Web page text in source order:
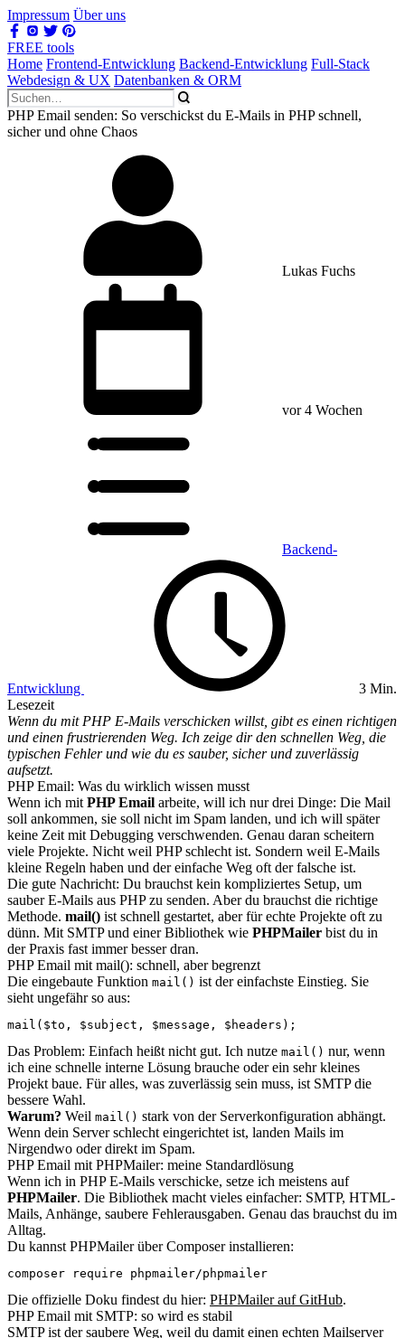
Impressum Über uns
FREE tools
Home Frontend-Entwicklung Backend-Entwicklung Full-Stack
Webdesign & UX Datenbanken & ORM
PHP Email senden: So verschickst du E-Mails in PHP schnell,
sicher und ohne Chaos
Lukas Fuchs
vor 4 Wochen
Backend-
Entwicklung
3 Min.
Lesezeit
Wenn du mit PHP E-Mails verschicken willst, gibt es einen richtigen
und einen frustrierenden Weg. Ich zeige dir den schnellen Weg, die
typischen Fehler und wie du es sauber, sicher und zuverlässig
aufsetzt.
PHP Email: Was du wirklich wissen musst
Wenn ich mit PHP Email arbeite, will ich nur drei Dinge: Die Mail
soll ankommen, sie soll nicht im Spam landen, und ich will später
keine Zeit mit Debugging verschwenden. Genau daran scheitern
viele Projekte. Nicht weil PHP schlecht ist. Sondern weil E-Mails
kleine Regeln haben und der einfache Weg oft der falsche ist.
Die gute Nachricht: Du brauchst kein kompliziertes Setup, um
sauber E-Mails aus PHP zu senden. Aber du brauchst die richtige
Methode. mail() ist schnell gestartet, aber für echte Projekte oft zu
dünn. Mit SMTP und einer Bibliothek wie PHPMailer bist du in
der Praxis fast immer besser dran.
PHP Email mit mail(): schnell, aber begrenzt
Die eingebaute Funktion mail() ist der einfachste Einstieg. Sie
sieht ungefähr so aus:
mail($to, $subject, $message, $headers);
Das Problem: Einfach heißt nicht gut. Ich nutze mail() nur, wenn
ich eine schnelle interne Lösung brauche oder ein sehr kleines
Projekt baue. Für alles, was zuverlässig sein muss, ist SMTP die
bessere Wahl.
Warum? Weil mail() stark von der Serverkonfiguration abhängt.
Wenn dein Server schlecht eingerichtet ist, landen Mails im
Nirgendwo oder direkt im Spam.
PHP Email mit PHPMailer: meine Standardlösung
Wenn ich in PHP E-Mails verschicke, setze ich meistens auf
PHPMailer. Die Bibliothek macht vieles einfacher: SMTP, HTML-
Mails, Anhänge, saubere Fehlerausgaben. Genau das brauchst du im
Alltag.
Du kannst PHPMailer über Composer installieren:
composer require phpmailer/phpmailer
Die offizielle Doku findest du hier: PHPMailer auf GitHub.
PHP Email mit SMTP: so wird es stabil
SMTP ist der saubere Weg, weil du damit einen echten Mailserver